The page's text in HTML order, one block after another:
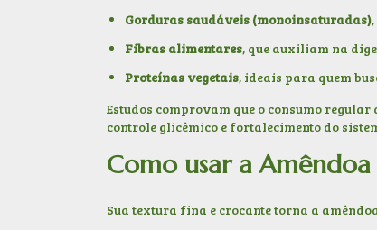
Gorduras saudáveis (monoinsaturadas)
Fibras alimentares, que auxiliam na
Proteínas vegetais, ideais para quem
Estudos comprovam que o consumo
controle glicêmico e fortalecimento do
Como usar a Amêndoa
Sua textura fina e crocante torna a